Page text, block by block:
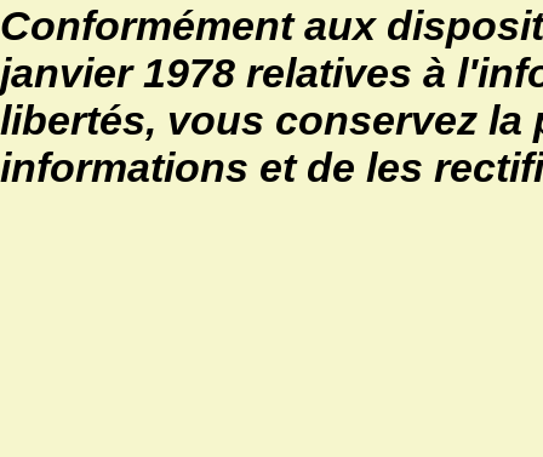
Conformément aux
janvier 1978 relatives à
libertés, vous conservez
informations et de les